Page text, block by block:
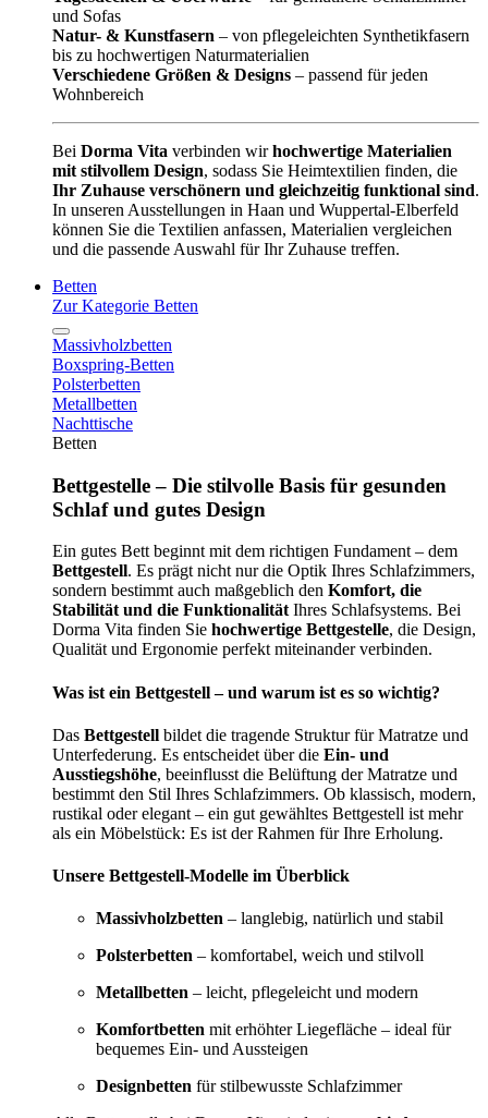
und Sofas
Natur- & Kunstfasern – von pflegeleichten Synthetikfasern
bis zu hochwertigen Naturmaterialien
Verschiedene Größen & Designs – passend für jeden
Wohnbereich
Bei Dorma Vita verbinden wirhochwertige Materialien
mit stilvollem Design, sodass Sie Heimtextilien finden, die
Ihr Zuhause verschönern und gleichzeitig funktional sind.
In unseren Ausstellungen in Haan und Wuppertal-Elberfeld
können Sie die Textilien anfassen, Materialien vergleichen
und die passende Auswahl für Ihr Zuhause treffen.
Betten
Zur Kategorie Betten
Massivholzbetten
Boxspring-Betten
Polsterbetten
Metallbetten
Nachttische
Betten
Bettgestelle – Die stilvolle Basis für gesunden
Schlaf und gutes Design
Ein gutes Bett beginnt mit dem richtigen Fundament – dem
Bettgestell. Es prägt nicht nur die Optik Ihres Schlafzimmers,
sondern bestimmt auch maßgeblich den Komfort, die
Stabilität und die Funktionalität Ihres Schlafsystems. Bei
Dorma Vita finden Sie hochwertige Bettgestelle, die Design,
Qualität und Ergonomie perfekt miteinander verbinden.
Was ist ein Bettgestell – und warum ist es so wichtig?
Das Bettgestell bildet die tragende Struktur für Matratze und
Unterfederung. Es entscheidet über die Ein- und
Ausstiegshöhe, beeinflusst die Belüftung der Matratze und
bestimmt den Stil Ihres Schlafzimmers. Ob klassisch, modern,
rustikal oder elegant – ein gut gewähltes Bettgestell ist mehr
als ein Möbelstück: Es ist der Rahmen für Ihre Erholung.
Unsere Bettgestell-Modelle im Überblick
Massivholzbetten – langlebig, natürlich und stabil
Polsterbetten – komfortabel, weich und stilvoll
Metallbetten – leicht, pflegeleicht und modern
Komfortbetten mit erhöhter Liegefläche – ideal für
bequemes Ein- und Aussteigen
Designbetten für stilbewusste Schlafzimmer